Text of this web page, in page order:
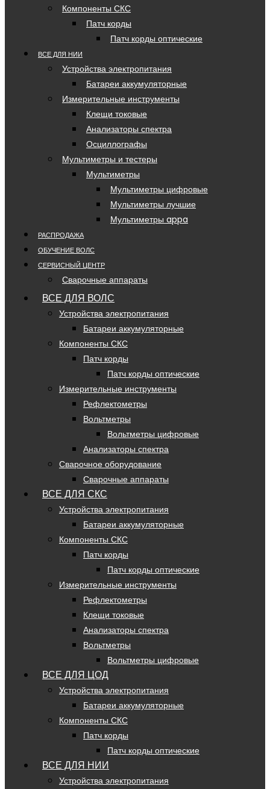
Компоненты СКС
Патч корды
Патч корды оптические
ВСЕ ДЛЯ НИИ
Устройства электропитания
Батареи аккумуляторные
Измерительные инструменты
Клещи токовые
Анализаторы спектра
Осциллографы
Мультиметры и тестеры
Мультиметры
Мультиметры цифровые
Мультиметры лучшие
Мультиметры appa
РАСПРОДАЖА
ОБУЧЕНИЕ ВОЛС
СЕРВИСНЫЙ ЦЕНТР
Сварочные аппараты
ВСЕ ДЛЯ ВОЛС
Устройства электропитания
Батареи аккумуляторные
Компоненты СКС
Патч корды
Патч корды оптические
Измерительные инструменты
Рефлектометры
Вольтметры
Вольтметры цифровые
Анализаторы спектра
Сварочное оборудование
Сварочные аппараты
ВСЕ ДЛЯ СКС
Устройства электропитания
Батареи аккумуляторные
Компоненты СКС
Патч корды
Патч корды оптические
Измерительные инструменты
Рефлектометры
Клещи токовые
Анализаторы спектра
Вольтметры
Вольтметры цифровые
ВСЕ ДЛЯ ЦОД
Устройства электропитания
Батареи аккумуляторные
Компоненты СКС
Патч корды
Патч корды оптические
ВСЕ ДЛЯ НИИ
Устройства электропитания